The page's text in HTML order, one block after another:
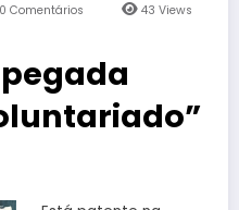
0 Comentários 43Views